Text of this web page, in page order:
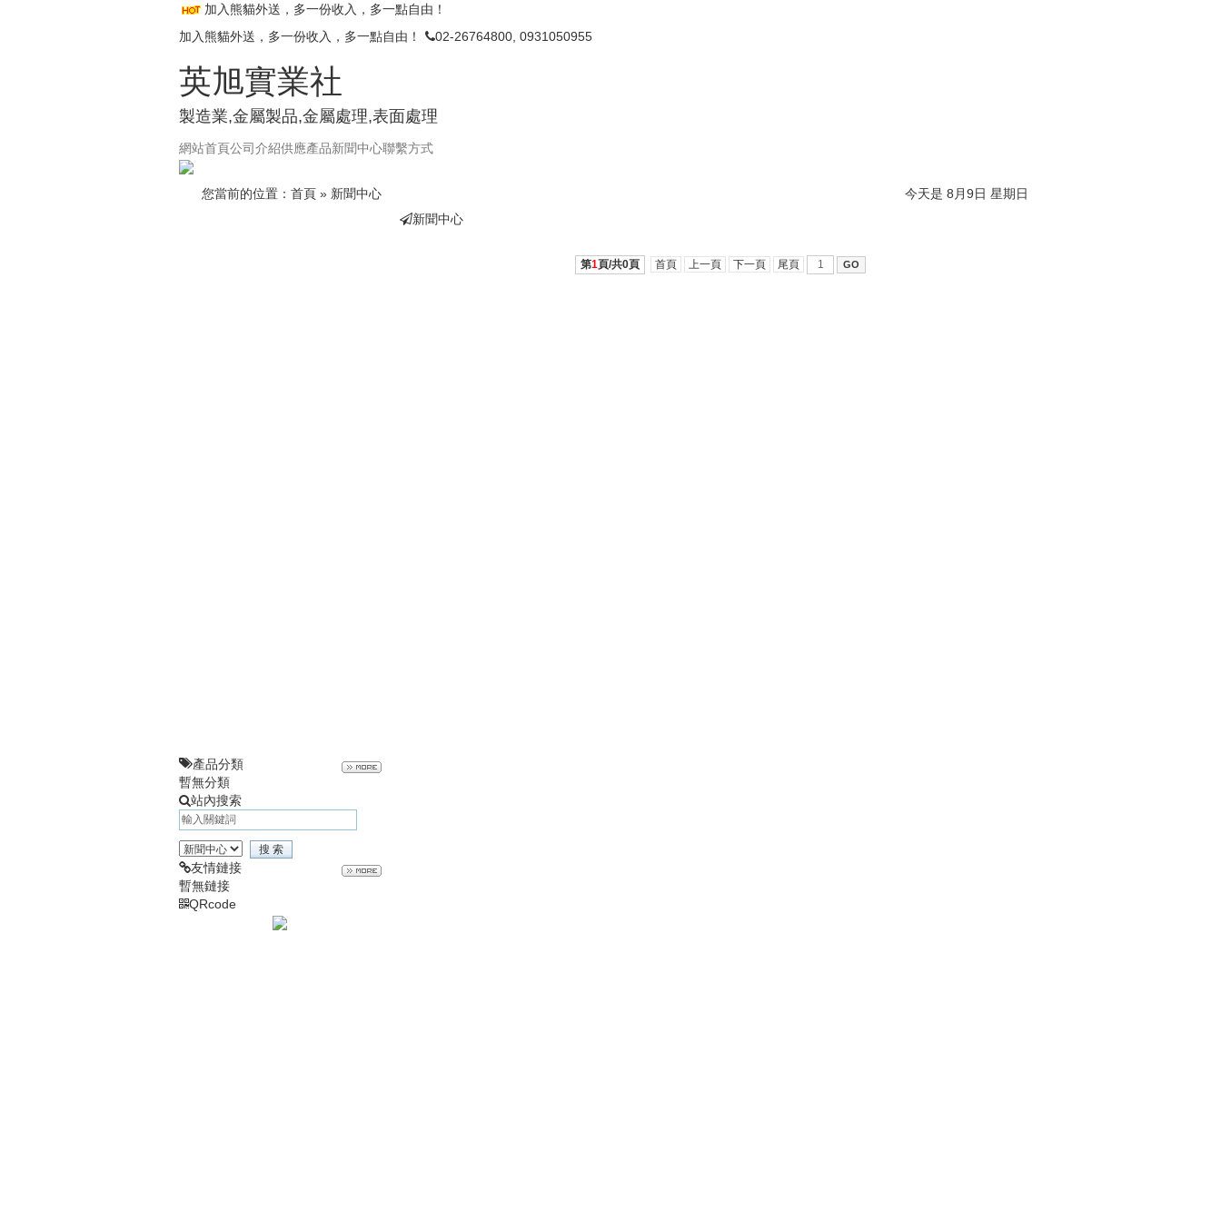
加入熊貓外送，多一份收入，多一點自由！
加入熊貓外送，多一份收入，多一點自由！
02-26764800, 0931050955
英旭實業社
製造業,金屬製品,金屬處理,表面處理
網站首頁公司介紹供應產品新聞中心聯繫方式
今天是 8月9日 星期日
您當前的位置： 首頁 » 新聞中心
產品分類
暫無分類
站內搜索
友情鏈接
暫無鏈接
QRcode
新聞中心
第1頁/共0頁 首頁 上一頁 下一頁 尾頁